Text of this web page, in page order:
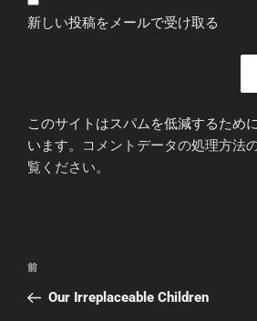
新しい投稿をメールで受け取る
このサイトはスパムを低減するため
います。
コメントデータの処理方法
覧ください。
投
ナ
前
の
前
Our Irreplaceable Children